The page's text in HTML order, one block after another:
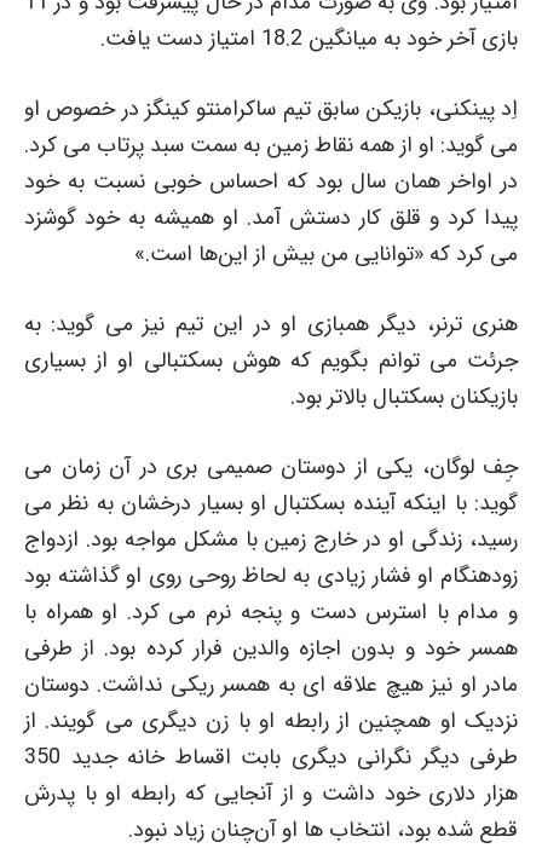
بازی آخر خود به میانگین 18.2 امتیاز دست یافت.
اِد پینکنی، بازیکن سابق تیم ساکرامنتو کینگز در خصوص او
می گوید: او از همه نقاط زمین به سمت سبد پرتاب می کرد.
در اواخر همان سال بود که احساس خوبی نسبت به خود
پیدا کرد و قلق کار دستش آمد. او همیشه به خود گوشزد
می کرد که «توانایی من بیش از این‌ها است.»
هنری ترنر، دیگر همبازی او در این تیم نیز می گوید: به
جرئت می توانم بگویم که هوش بسکتبالی او از بسیاری
بازیکنان بسکتبال بالاتر بود.
جِف لوگان، یکی از دوستان صمیمی بری در آن زمان می
گوید: با اینکه آینده بسکتبال او بسیار درخشان به نظر می
رسید، زندگی او در خارج زمین با مشکل مواجه بود. ازدواج
زودهنگام او فشار زیادی به لحاظ روحی روی او گذاشته بود
و مدام با استرس دست و پنجه نرم می کرد. او همراه با
همسر خود و بدون اجازه والدین فرار کرده بود. از طرفی
مادر او نیز هیچ علاقه ای به همسر ریکی نداشت. دوستان
نزدیک او همچنین از رابطه او با زن دیگری می گویند. از
طرفی دیگر نگرانی دیگری بابت اقساط خانه جدید 350
هزار دلاری خود داشت و از آنجایی که رابطه او با پدرش
قطع شده بود، انتخاب ها او آن‌چنان زیاد نبود.